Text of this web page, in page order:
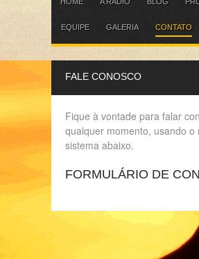
EQUIPE GALERIA CONTATO
FALE CONOSCO
Fique à vontade para falar
qualquer momento, usando o
sistema abaixo.
FORMULÁRIO DE